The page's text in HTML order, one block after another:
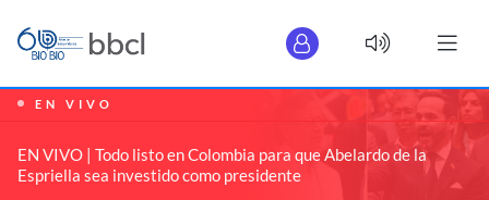
EN VIVO
EN VIVO | Todo listo en Colombia para que Abelardo de la
Espriella sea investido como presidente